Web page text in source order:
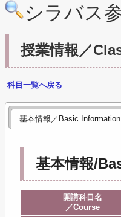
シラバス
授業情報／
科目一覧へ戻る
基本情報／Basic Information
基本情報/
開講科目名
／Course